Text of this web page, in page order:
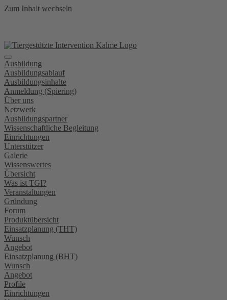
Zum Inhalt wechseln
Ausbildung
Ausbildungsablauf
Ausbildungsinhalte
Anmeldung (Spiering)
Über uns
Netzwerk
Ausbildungspartner
Wissenschaftliche Begleitung
Einrichtungen
Unterstützer
Galerie
Wissenswertes
Übersicht
Was ist TGI?
Veranstaltungen
Gründung
Forum
Produktübersicht
Einsatzplanung (THT)
Wunsch
Angebot
Einsatzplanung (BHT)
Wunsch
Angebot
Profile
Einrichtungen